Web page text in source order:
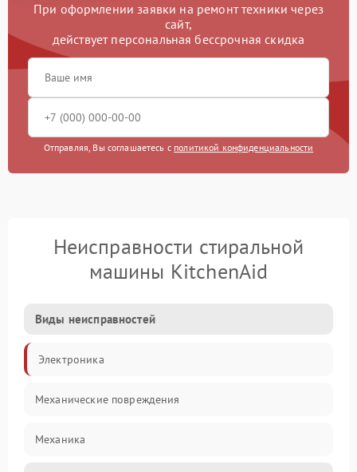
При оформлении заявки на ремонт техники через
сайт,
действует персональная бессрочная скидка
Отправляя, Вы соглашаетесь с политикой конфиденциальности
Неисправности стиральной
машины KitchenAid
Виды неисправностей
Электроника
Механические повреждения
Механика